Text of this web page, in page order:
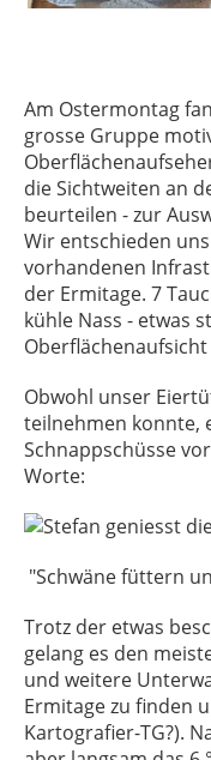
Am Ostermontag
grosse Gruppe
die Sichtweiten an
beurteilen - zur
Wir entschieden
vorhandenen
der Ermitage. 7
kühle Nass - etwas
Obwohl unser
teilnehmen konnte,
Schnappschüsse
Worte:
"Schwäne füttern
Trotz der etwas
gelang es den
und weitere
Ermitage zu finden
Kartografier-TG?).